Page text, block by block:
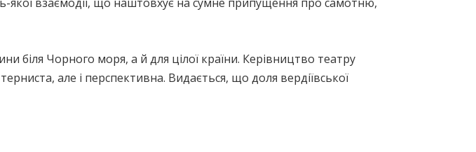
біля Чорного моря, а й для цілої країни. Керівництво театру
але і перспективна. Видається, що доля вердіївської